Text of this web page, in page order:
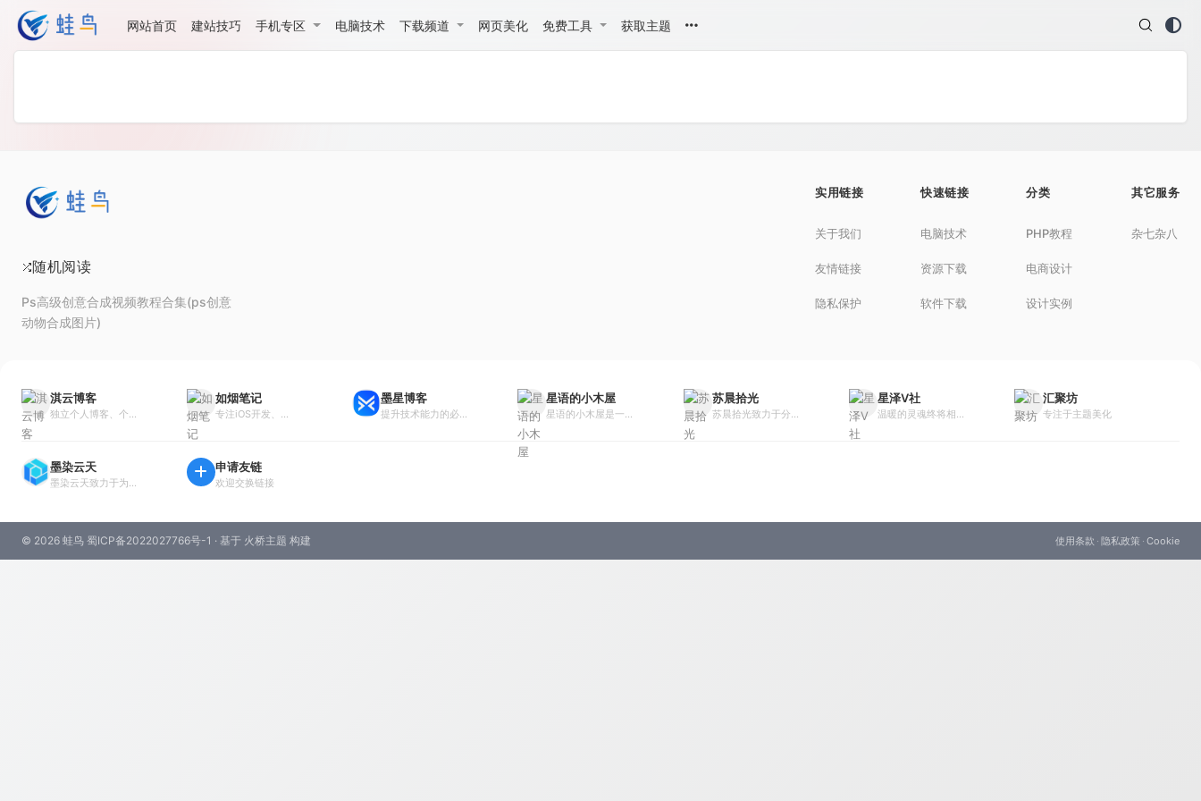
网站首页 建站技巧 手机专区 电脑技术 下载频道 网页美化 免费工具 获取主题
随机阅读
Ps高级创意合成视频教程合集(ps创意
动物合成图片)
实用链接
关于我们
友情链接
隐私保护
快速链接
电脑技术
资源下载
软件下载
分类
PHP教程
电商设计
设计实例
其它服务
杂七杂八
淇云博客
独立个人博客、个...
如烟笔记
专注iOS开发、...
墨星博客
提升技术能力的必...
星语的小木屋
星语的小木屋是一...
苏晨拾光
苏晨拾光致力于分...
星泽V社
温暖的灵魂终将相...
汇聚坊
专注于主题美化
墨染云天
墨染云天致力于为...
申请友链
欢迎交换链接
© 2026 蛙鸟 蜀ICP备2022027766号-1 · 基于 火桥主题 构建 使用条款 · 隐私政策 · Cookie